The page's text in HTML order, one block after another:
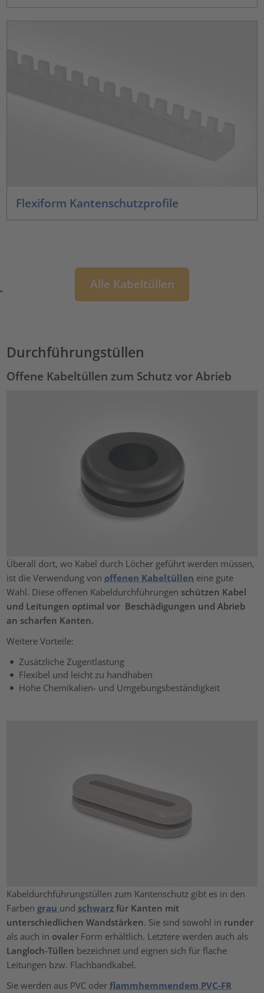
Flexiform Kantenschutzprofile
Alle Kabeltüllen
Durchführungstüllen
Offene Kabeltüllen zum Schutz vor Abrieb
Überall dort, wo Kabel durch Löcher geführt werden müssen,
ist die Verwendung von offenen Kabeltüllen eine gute
Wahl. Diese offenen Kabeldurchführungen schützen Kabel
und Leitungen optimal vor Beschädigungen und Abrieb
an scharfen Kanten.
Weitere Vorteile:
Zusätzliche Zugentlastung
Flexibel und leicht zu handhaben
Hohe Chemikalien- und Umgebungsbeständigkeit
Kabeldurchführungstüllen zum Kantenschutz gibt es in den
Farben grau und schwarzfür Kanten mit
unterschiedlichen Wandstärken. Sie sind sowohl in runder
als auch in ovaler Form erhältlich. Letztere werden auch als
Langloch-Tüllen bezeichnet und eignen sich für flache
Leitungen bzw. Flachbandkabel.
Sie werden aus PVC oderflammhemmendem PVC-FR